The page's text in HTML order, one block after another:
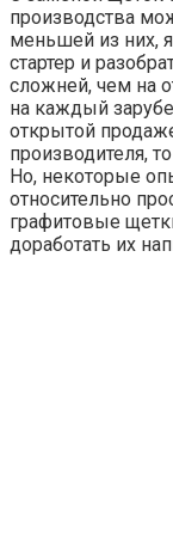
производства
меньшей из них,
стартер и
сложней, чем на
на каждый
открытой
производителя,
Но, некоторые
относительно
графитовые
доработать их